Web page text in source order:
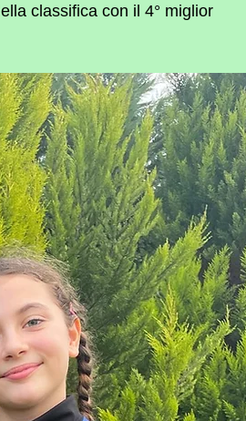
classifica con il 4° miglior